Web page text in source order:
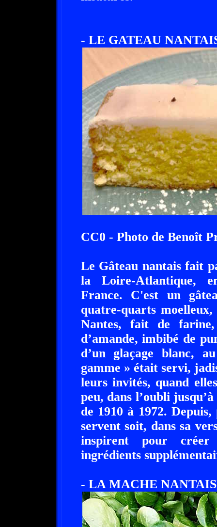
- LE GATEAU
CC0 - Photo de Benoît
Le Gâteau nantais fait
la Loire-Atlantique,
France. C'est un
quatre-quarts
Nantes, fait de
d’amande, imbibé de
d’un glaçage blanc,
gamme » était servi,
leurs invités, quand
peu, dans l’oubli
de 1910 à 1972.
servent soit, dans sa
inspirent pour créer
ingrédients
- LA MACHE